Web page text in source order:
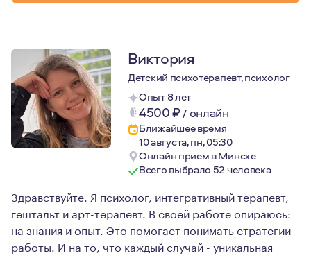
Виктория
Детский психотерапевт, психолог
Опыт 8 лет
4500₽/ онлайн
Ближайшее время
10 августа, пн, 05:30
Онлайн прием в Минске
Всего выбрало 52 человека
Здравствуйте. Я психолог, интегративный терапевт,
гештальт и арт-терапевт. В своей работе опираюсь:
на знания и опыт. Это помогает понимать стратегии
работы. И на то, что каждый случай - уникальная